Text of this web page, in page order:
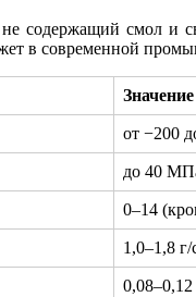
содержащий смол и
в современной
Значение
от −200
до 40
0–14
1,0–1,8 г/
0,08–0,12